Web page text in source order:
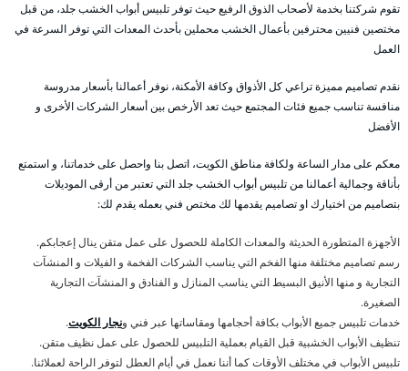
تقوم شركتنا بخدمة لأصحاب الذوق الرفيع حيث توفر تلبيس أبواب الخشب جلد، من قبل
مختصين فنيين محترفين بأعمال الخشب محملين بأحدث المعدات التي توفر السرعة في
العمل
نقدم تصاميم مميزة تراعي كل الأذواق وكافة الأمكنة، نوفر أعمالنا بأسعار مدروسة
منافسة تناسب جميع فئات المجتمع حيث تعد الأرخص بين أسعار الشركات الأخرى و
الأفضل
معكم على مدار الساعة ولكافة مناطق الكويت، اتصل بنا واحصل على خدماتنا، و استمتع
بأناقة وجمالية أعمالنا من تلبيس أبواب الخشب جلد التي تعتبر من أرقى الموديلات
بتصاميم من اختيارك او تصاميم يقدمها لك مختص فني بعمله يقدم لك:
الأجهزة المتطورة الحديثة والمعدات الكاملة للحصول على عمل متقن ينال إعجابكم.
رسم تصاميم مختلفة منها الفخم التي يناسب الشركات الفخمة و الفيلات و المنشآت
التجارية و منها الأنيق البسيط التي يناسب المنازل و الفنادق و المنشآت التجارية
الصغيرة.
خدمات تلبيس جميع الأبواب بكافة أحجامها ومقاساتها عبر فني ونجار الكويت.
تنظيف الأبواب الخشبية قبل القيام بعملية التلبيس للحصول على عمل نظيف متقن.
تلبيس الأبواب في مختلف الأوقات كما أننا نعمل في أيام العطل لتوفر الراحة لعملائنا.